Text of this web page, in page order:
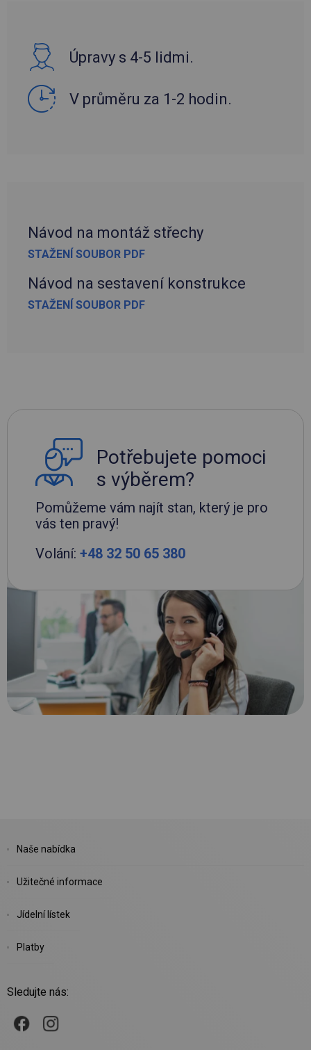
Úpravy s 4-5 lidmi.
V průměru za 1-2 hodin.
Návod na montáž střechy
STAŽENÍ SOUBOR PDF
Návod na sestavení konstrukce
STAŽENÍ SOUBOR PDF
Potřebujete pomoci
s výběrem?
Pomůžeme vám najít stan, který je pro
vás ten pravý!
Volání: +48 32 50 65 380
Naše nabídka
Užitečné informace
Jídelní lístek
Platby
Sledujte nás: